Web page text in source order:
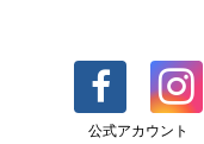
公式アカウント